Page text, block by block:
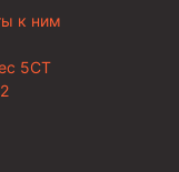
к ним
5CT